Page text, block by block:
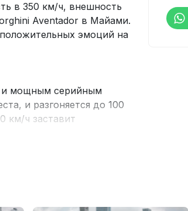
в 350 км/ч, внешность
Aventador в Майами.
эмоций на
и мощным серийным
и разгоняется до 100
км/ч заставит
сил
для Aventador шины